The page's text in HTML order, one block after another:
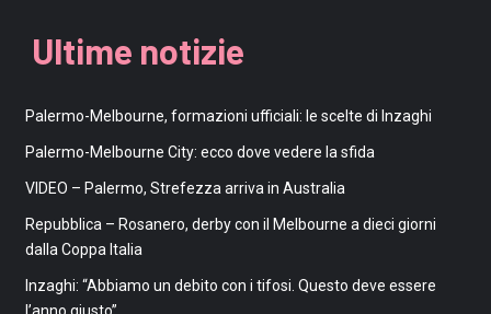
Ultime notizie
Palermo-Melbourne, formazioni ufficiali: le scelte di Inzaghi
Palermo-Melbourne City: ecco dove vedere la sfida
VIDEO – Palermo, Strefezza arriva in Australia
Repubblica – Rosanero, derby con il Melbourne a dieci giorni
dalla Coppa Italia
Inzaghi: “Abbiamo un debito con i tifosi. Questo deve essere